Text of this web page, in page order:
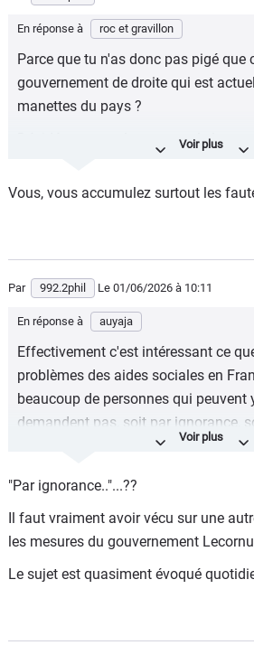
En réponse à roc et gravillon
Parce que tu n'as donc pas pigé que
gouvernement de droite qui est
manettes du pays ?
Décidément... tu les accumule !
Découvrez cette vidéo : "edouard
Vous, vous accumulez surtout les
Par 992.2phil Le 01/06/2026 à 10:11
En réponse à auyaja
Effectivement c'est intéressant ce
problèmes des aides sociales en
beaucoup de personnes qui peuvent
demandent pas, soit par ignorance,
https://www.20minutes.fr/economie/
"Par ignorance.."...??
Il faut vraiment avoir vécu sur une
les mesures du gouvernement
Le sujet est quasiment évoqué